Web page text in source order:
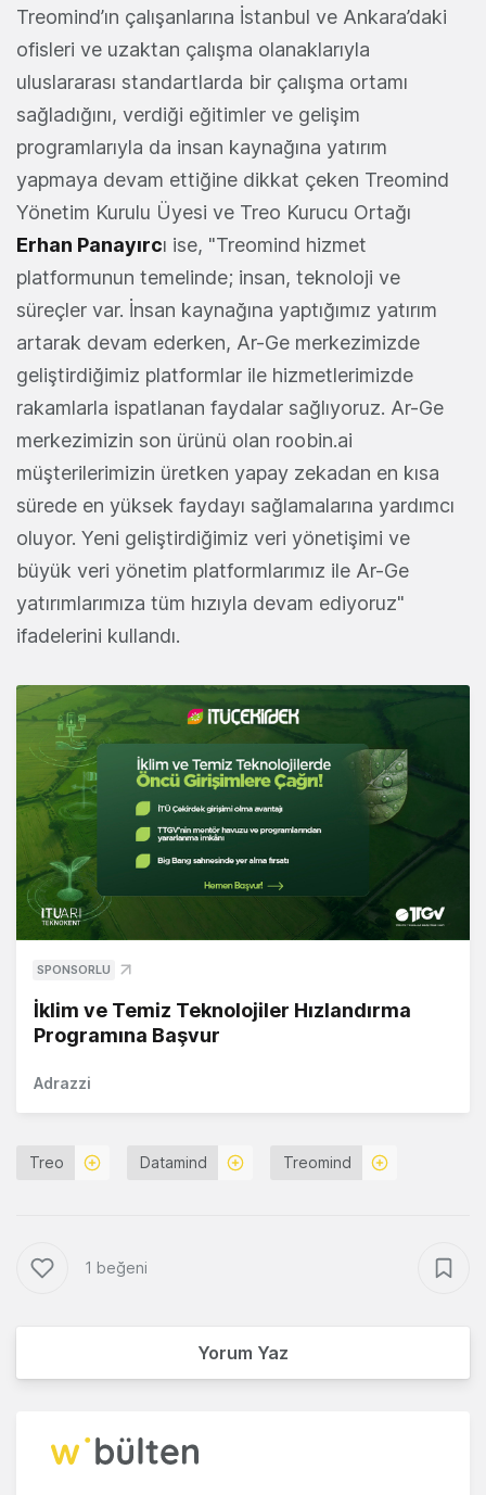
Treomind’ın çalışanlarına İstanbul ve Ankara’daki
ofisleri ve uzaktan çalışma olanaklarıyla
uluslararası standartlarda bir çalışma ortamı
sağladığını, verdiği eğitimler ve gelişim
programlarıyla da insan kaynağına yatırım
yapmaya devam ettiğine dikkat çeken Treomind
Yönetim Kurulu Üyesi ve Treo Kurucu Ortağı
Erhan Panayırcı ise, "Treomind hizmet
platformunun temelinde; insan, teknoloji ve
süreçler var. İnsan kaynağına yaptığımız yatırım
artarak devam ederken, Ar-Ge merkezimizde
geliştirdiğimiz platformlar ile hizmetlerimizde
rakamlarla ispatlanan faydalar sağlıyoruz. Ar-Ge
merkezimizin son ürünü olan roobin.ai
müşterilerimizin üretken yapay zekadan en kısa
sürede en yüksek faydayı sağlamalarına yardımcı
oluyor. Yeni geliştirdiğimiz veri yönetişimi ve
büyük veri yönetim platformlarımız ile Ar-Ge
yatırımlarımıza tüm hızıyla devam ediyoruz"
ifadelerini kullandı.
SPONSORLU
İklim ve Temiz Teknolojiler Hızlandırma
Programına Başvur
Adrazzi
Treo Datamind Treomind
1 beğeni
Yorum Yaz